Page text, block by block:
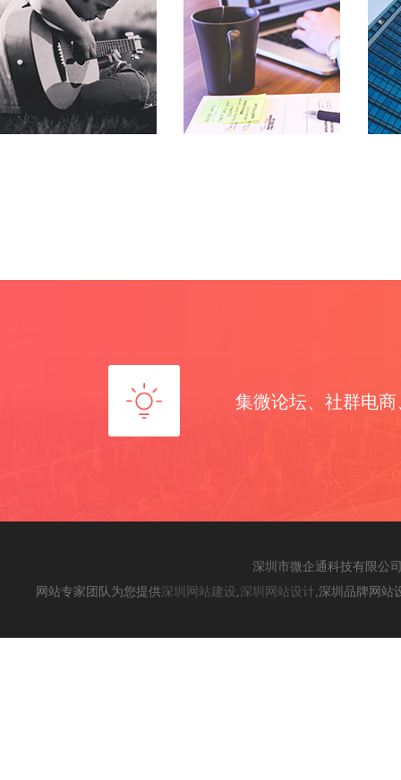
行业圈
金融保险、工业制造、文化传
媒 、公共事业等
行业圈
金融保险、工业制造、文化传
媒 、公共事业等
金融
集微论坛、社群电
深圳市微企通科技有限公
网站专家团队为您提供深圳网站建设,深圳网站设计,深圳品牌网站